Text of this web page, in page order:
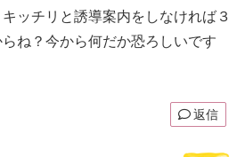
ッチリと誘導案内をしなければ３
ね？今から何だか恐ろしいです
返信